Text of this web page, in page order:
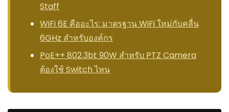
Staff
WiFi 6E คืออะไร: มาตรฐาน WiFi ใหม่กับคลื่น
6GHz สำหรับองค์กร
PoE++ 802.3bt 90W สำหรับ PTZ Camera
ต้องใช้ Switch ไหน